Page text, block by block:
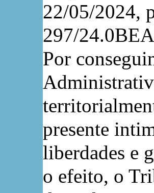
22/05/2024,
297/
Por
presente
liberdades e
o efeito, o